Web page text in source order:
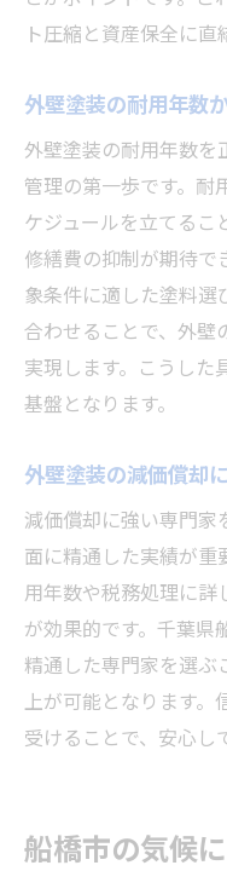
ト圧縮と資産保全に直
外壁塗装の耐用年数
外壁塗装の耐用年数を
管理の第一歩です。耐
ケジュールを立てるこ
修繕費の抑制が期待で
象条件に適した塗料選
合わせることで、外壁
実現します。こうした
基盤となります。
外壁塗装の減価償却
減価償却に強い専門
面に精通した実績が重
用年数や税務処理に詳
が効果的です。千葉県
精通した専門家を選ぶ
上が可能となります。
受けることで、安心し
船橋市の気候